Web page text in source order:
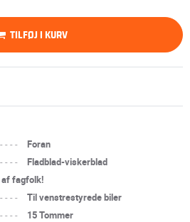
TILFØJ I KURV
----
Foran
----
Fladblad-viskerblad
af fagfolk!
----
Til venstrestyrede biler
----
15 Tommer